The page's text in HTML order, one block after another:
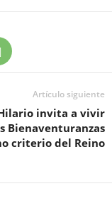
Artículo siguiente
invita a vivir
Bienaventuranzas
criterio del Reino